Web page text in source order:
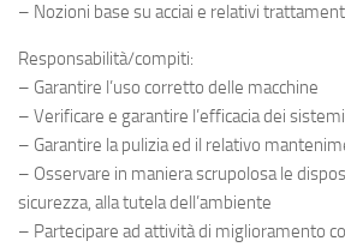
– Nozioni base su acciai e relativi
Responsabilità/compiti:
– Garantire l’uso corretto delle macchine
– Verificare e garantire l’efficacia dei
– Garantire la pulizia ed il relativo
– Osservare in maniera scrupolosa le
sicurezza, alla tutela dell’ambiente
– Partecipare ad attività di miglioramento